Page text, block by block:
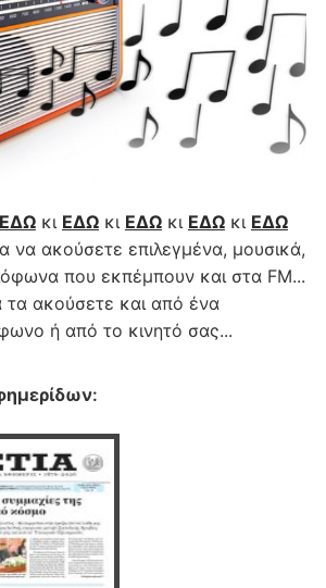
ΕΔΩκι ΕΔΩκι ΕΔΩκι ΕΔΩκι ΕΔΩ
να ακούσετε επιλεγμένα, μουσικά,
που εκπέμπουν και στα FM...
τα ακούσετε και από ένα
ή από το κινητό σας...
: